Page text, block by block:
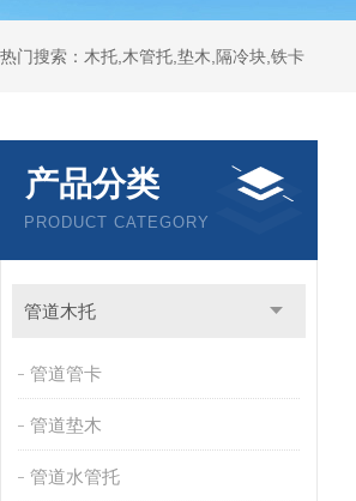
热门搜索：木托,木管托,垫木,隔冷块,铁卡
产品分类
PRODUCT CATEGORY
管道木托
管道管卡
管道垫木
管道水管托